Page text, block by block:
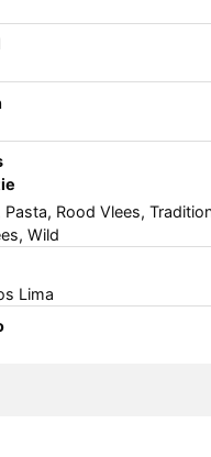
Pasta, Rood Vlees,
Wild
Lima